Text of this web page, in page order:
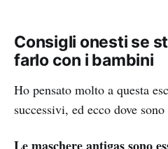
Consigli onesti se
farlo con i bambini
Ho pensato molto a questa
successivi, ed ecco dove
Le maschere antigas sono